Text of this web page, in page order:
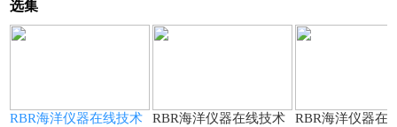
选集
RBR海洋仪器在线技术
RBR海洋仪器在线技术
RBR海洋仪器在